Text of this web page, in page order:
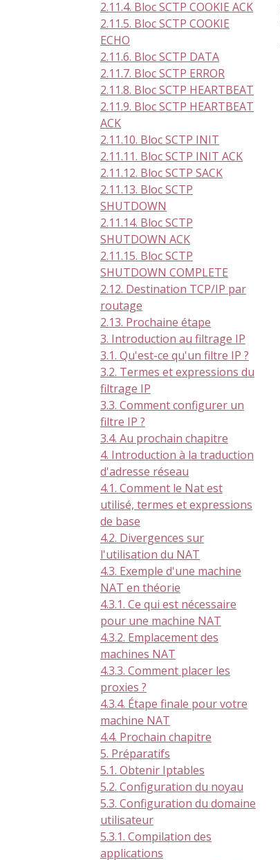
2.11.4. Bloc SCTP COOKIE ACK
2.11.5. Bloc SCTP COOKIE
ECHO
2.11.6. Bloc SCTP DATA
2.11.7. Bloc SCTP ERROR
2.11.8. Bloc SCTP HEARTBEAT
2.11.9. Bloc SCTP HEARTBEAT
ACK
2.11.10. Bloc SCTP INIT
2.11.11. Bloc SCTP INIT ACK
2.11.12. Bloc SCTP SACK
2.11.13. Bloc SCTP
SHUTDOWN
2.11.14. Bloc SCTP
SHUTDOWN ACK
2.11.15. Bloc SCTP
SHUTDOWN COMPLETE
2.12. Destination TCP/IP par
routage
2.13. Prochaine étape
3. Introduction au filtrage IP
3.1. Qu'est-ce qu'un filtre IP ?
3.2. Termes et expressions du
filtrage IP
3.3. Comment configurer un
filtre IP ?
3.4. Au prochain chapitre
4. Introduction à la traduction
d'adresse réseau
4.1. Comment le Nat est
utilisé, termes et expressions
de base
4.2. Divergences sur
l'utilisation du NAT
4.3. Exemple d'une machine
NAT en théorie
4.3.1. Ce qui est nécessaire
pour une machine NAT
4.3.2. Emplacement des
machines NAT
4.3.3. Comment placer les
proxies ?
4.3.4. Étape finale pour votre
machine NAT
4.4. Prochain chapitre
5. Préparatifs
5.1. Obtenir Iptables
5.2. Configuration du noyau
5.3. Configuration du domaine
utilisateur
5.3.1. Compilation des
applications